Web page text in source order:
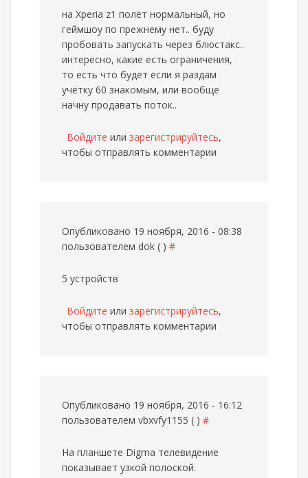
на Xperia z1 полёт нормальный, но
геймшоу по прежнему нет.. буду
пробовать запускать через блюстакс..
интересно, какие есть ограничения,
то есть что будет если я раздам
учётку 60 знакомым, или вообще
начну продавать поток..
Войдите или зарегистрируйтесь,
чтобы отправлять комментарии
Опубликовано 19 ноября, 2016 - 08:38
пользователем dok ( ) #
5 устройств
Войдите или зарегистрируйтесь,
чтобы отправлять комментарии
Опубликовано 19 ноября, 2016 - 16:12
пользователем vbxvfy1155 ( ) #
На планшете Digma телевидение
показывает узкой полоской.